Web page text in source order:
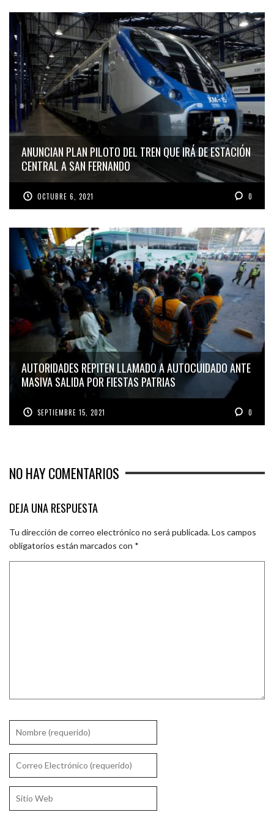
ANUNCIAN PLAN PILOTO DEL TREN QUE IRÁ DE ESTACIÓN
CENTRAL A SAN FERNANDO
OCTUBRE 6, 2021 0
AUTORIDADES REPITEN LLAMADO A AUTOCUIDADO ANTE
MASIVA SALIDA POR FIESTAS PATRIAS
SEPTIEMBRE 15, 2021 0
NO HAY COMENTARIOS
DEJA UNA RESPUESTA
Tu dirección de correo electrónico no será publicada.Los campos
obligatorios están marcados con *